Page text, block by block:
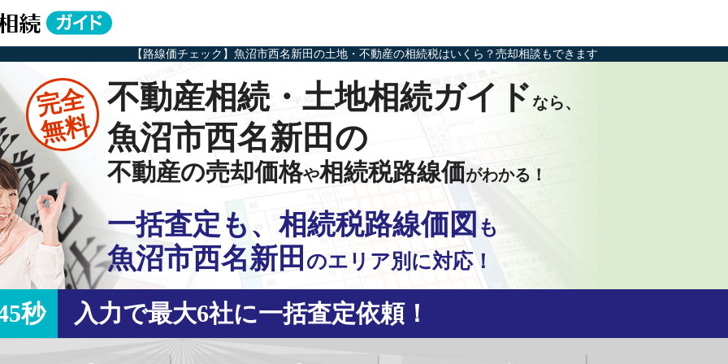
【路線価チェック】魚沼市西名新田の土地・不動産の相続税はいくら？売却相談もできます
完全
無料
不動産相続・土地相続ガイドなら、
魚沼市西名新田の
不動産の売却価格や相続税路線価がわかる！
一括査定も、相続税路線価図 も
魚沼市西名新田 のエリア別に対応！
秒 入力で最大6社に一括査定依頼！